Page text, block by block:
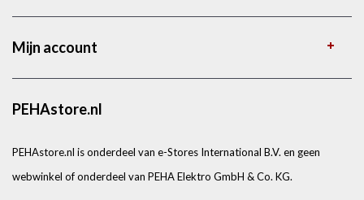
Mijn account
PEHAstore.nl
PEHAstore.nl is onderdeel van e-Stores International B.V. en geen
webwinkel of onderdeel van PEHA Elektro GmbH & Co. KG.